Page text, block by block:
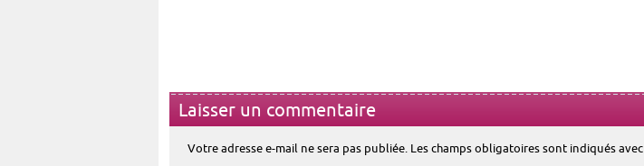
Laisser un commentaire
Votre adresse e-mail ne sera pas publiée. Les champs obligatoires sont indiqués avec